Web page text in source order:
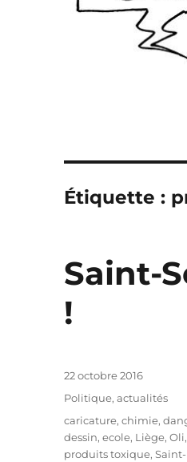
Étiquette :
Saint-
!
Publié
22 octobre 2016
Catégories
Politique, actualités
Étiquettes
caricature,chimie,
dessin,ecole, Liège,Oli,
produits toxique,Saint-